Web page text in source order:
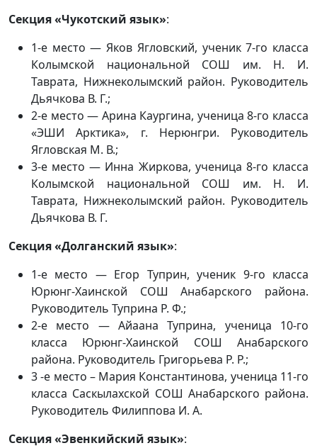
Секция «Чукотский язык»:
1-е место — Яков Ягловский, ученик 7-го класса
Колымской национальной СОШ им. Н. И.
Таврата, Нижнеколымский район. Руководитель
Дьячкова В. Г.;
2-е место — Арина Каургина, ученица 8-го класса
«ЭШИ Арктика», г. Нерюнгри. Руководитель
Ягловская М. В.;
3-е место — Инна Жиркова, ученица 8-го класса
Колымской национальной СОШ им. Н. И.
Таврата, Нижнеколымский район. Руководитель
Дьячкова В. Г.
Секция «Долганский язык»:
1-е место — Егор Туприн, ученик 9-го класса
Юрюнг-Хаинской СОШ Анабарского района.
Руководитель Туприна Р. Ф.;
2-е место — Айаана Туприна, ученица 10-го
класса Юрюнг-Хаинской СОШ Анабарского
района. Руководитель Григорьева Р. Р.;
3 -е место – Мария Константинова, ученица 11-го
класса Саскылахской СОШ Анабарского района.
Руководитель Филиппова И. А.
Секция «Эвенкийский язык»: